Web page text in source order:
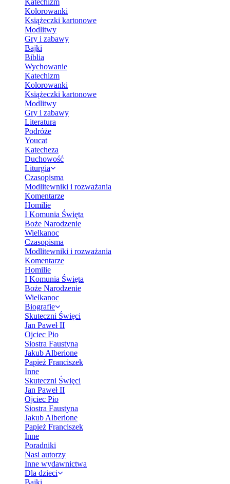
Katechizm
Kolorowanki
Książeczki kartonowe
Modlitwy
Gry i zabawy
Bajki
Biblia
Wychowanie
Katechizm
Kolorowanki
Książeczki kartonowe
Modlitwy
Gry i zabawy
Literatura
Podróże
Youcat
Katecheza
Duchowość
Liturgia
Czasopisma
Modlitewniki i rozważania
Komentarze
Homilie
I Komunia Święta
Boże Narodzenie
Wielkanoc
Czasopisma
Modlitewniki i rozważania
Komentarze
Homilie
I Komunia Święta
Boże Narodzenie
Wielkanoc
Biografie
Skuteczni Święci
Jan Paweł II
Ojciec Pio
Siostra Faustyna
Jakub Alberione
Papież Franciszek
Inne
Skuteczni Święci
Jan Paweł II
Ojciec Pio
Siostra Faustyna
Jakub Alberione
Papież Franciszek
Inne
Poradniki
Nasi autorzy
Inne wydawnictwa
Dla dzieci
Bajki